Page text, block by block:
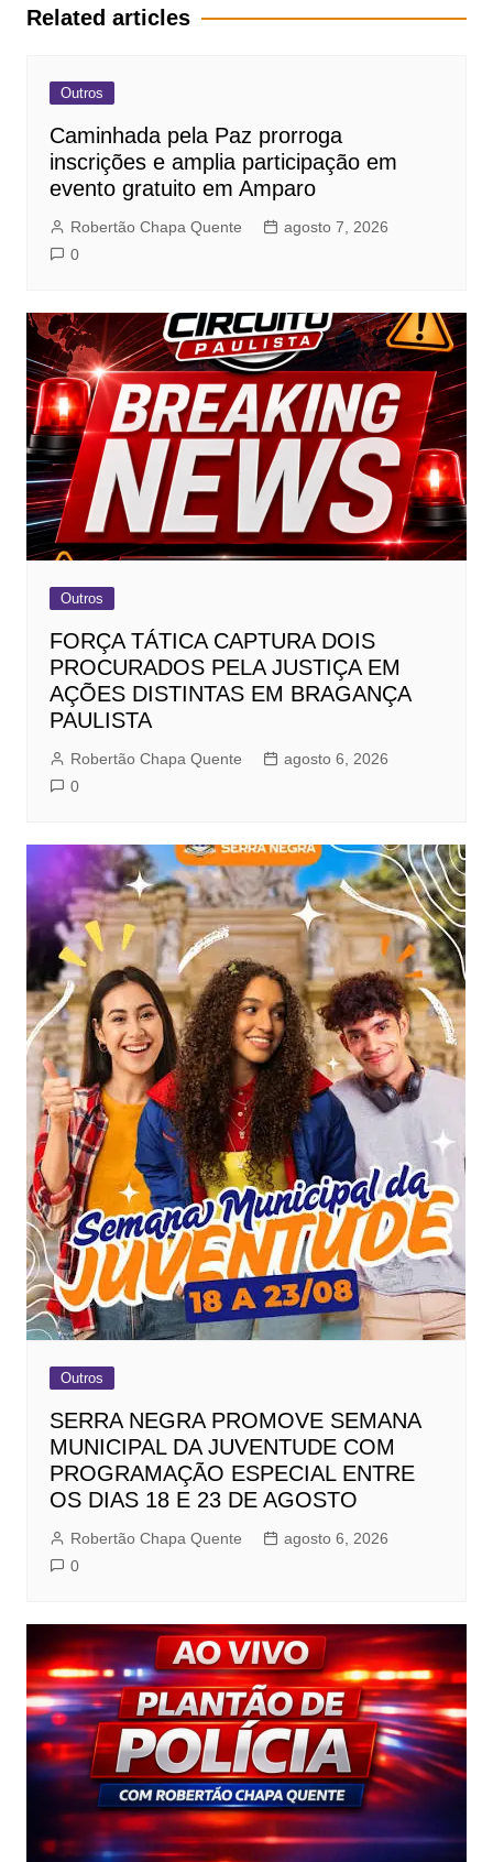
Related articles
Outros
Caminhada pela Paz prorroga
inscrições e amplia participação em
evento gratuito em Amparo
Robertão Chapa Quente
agosto 7, 2026
0
Outros
FORÇA TÁTICA CAPTURA DOIS
PROCURADOS PELA JUSTIÇA EM
AÇÕES DISTINTAS EM BRAGANÇA
PAULISTA
Robertão Chapa Quente
agosto 6, 2026
0
Outros
SERRA NEGRA PROMOVE SEMANA
MUNICIPAL DA JUVENTUDE COM
PROGRAMAÇÃO ESPECIAL ENTRE
OS DIAS 18 E 23 DE AGOSTO
Robertão Chapa Quente
agosto 6, 2026
0